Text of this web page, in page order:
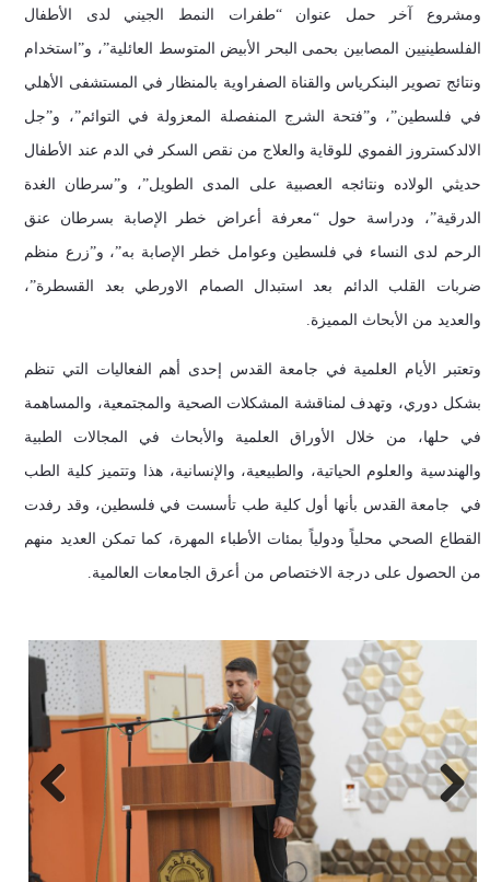
ومشروع آخر حمل عنوان “طفرات النمط الجيني لدى الأطفال
الفلسطينيين المصابين بحمى البحر الأبيض المتوسط العائلية”، و”استخدام
ونتائج تصوير البنكرياس والقناة الصفراوية بالمنظار في المستشفى الأهلي
في فلسطين”، و”فتحة الشرج المنفصلة المعزولة في التوائم”، و”جل
الالدكستروز الفموي للوقاية والعلاج من نقص السكر في الدم عند الأطفال
حديثي الولاده ونتائجه العصبية على المدى الطويل”، و”سرطان الغدة
الدرقية”، ودراسة حول “معرفة أعراض خطر الإصابة بسرطان عنق
الرحم لدى النساء في فلسطين وعوامل خطر الإصابة به”، و”زرع منظم
ضربات القلب الدائم بعد استبدال الصمام الاورطي بعد القسطرة”،
والعديد من الأبحاث المميزة.
وتعتبر الأيام العلمية في جامعة القدس إحدى أهم الفعاليات التي تنظم
بشكل دوري، وتهدف لمناقشة المشكلات الصحية والمجتمعية، والمساهمة
في حلها، من خلال الأوراق العلمية والأبحاث في المجالات الطبية
والهندسية والعلوم الحياتية، والطبيعية، والإنسانية، هذا وتتميز كلية الطب
في جامعة القدس بأنها أول كلية طب تأسست في فلسطين، وقد رفدت
القطاع الصحي محلياً ودولياً بمئات الأطباء المهرة، كما تمكن العديد منهم
من الحصول على درجة الاختصاص من أعرق الجامعات العالمية.